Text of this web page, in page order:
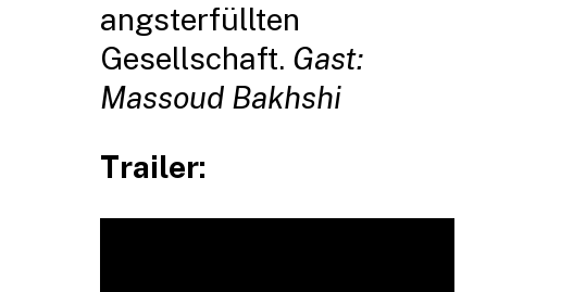
angsterfüllten
Gesellschaft. Gast:
Massoud Bakhshi
Trailer: